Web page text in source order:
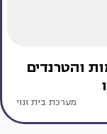
והטרנדים
מערכת בית ונוי